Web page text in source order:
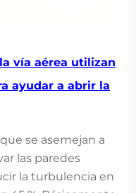
vía aérea utilizan
ayudar a abrir la
se asemejan a
las paredes
la turbulencia en